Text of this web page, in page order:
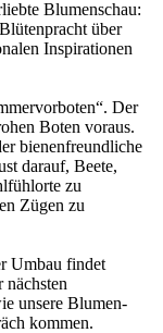
Blumenschau:
über
Inspirationen
Der
Boten voraus.
bienenfreundliche
darauf, Beete,
zu
Zügen zu
Umbau findet
unsere Blumen-
kommen.